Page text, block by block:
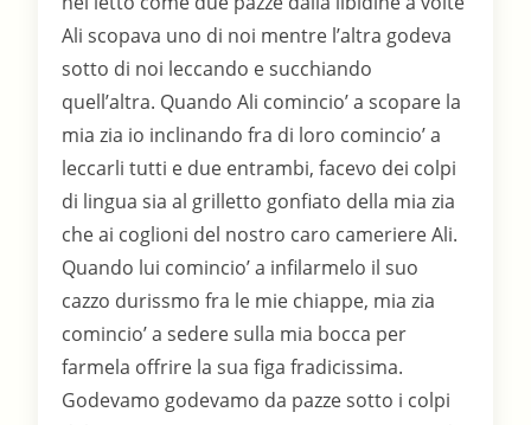
Ali scopava uno di noi mentre l’altra godeva
sotto di noi leccando e succhiando
quell’altra. Quando Ali comincio’ a scopare la
mia zia io inclinando fra di loro comincio’ a
leccarli tutti e due entrambi, facevo dei colpi
di lingua sia al grilletto gonfiato della mia zia
che ai coglioni del nostro caro cameriere Ali.
Quando lui comincio’ a infilarmelo il suo
cazzo durissmo fra le mie chiappe, mia zia
comincio’ a sedere sulla mia bocca per
farmela offrire la sua figa fradicissima.
Godevamo godevamo da pazze sotto i colpi